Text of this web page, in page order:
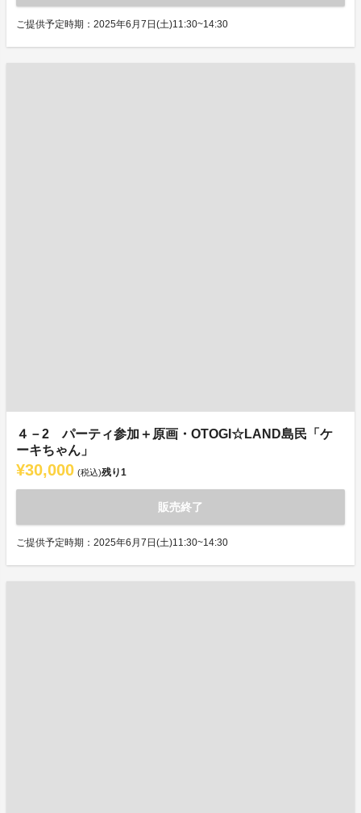
ご提供予定時期：2025年6月7日(土)11:30~14:30
４－2 パーティ参加＋原画・OTOGI☆LAND島民「ケ
ーキちゃん」
¥30,000 (税込)残り1
販売終了
ご提供予定時期：2025年6月7日(土)11:30~14:30